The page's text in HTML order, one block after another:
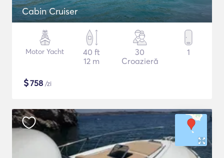
Cabin Cruiser
Motor Yacht
40 ft
12 m
30
Croazieră
1
$758 /zi